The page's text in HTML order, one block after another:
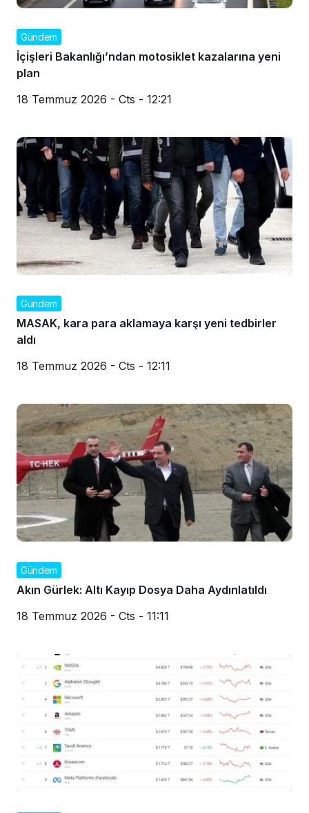
Gündem
İçişleri Bakanlığı’ndan motosiklet kazalarına yeni
plan
18 Temmuz 2026 - Cts - 12:21
Gündem
MASAK, kara para aklamaya karşı yeni tedbirler
aldı
18 Temmuz 2026 - Cts - 12:11
Gündem
Akın Gürlek: Altı Kayıp Dosya Daha Aydınlatıldı
18 Temmuz 2026 - Cts - 11:11